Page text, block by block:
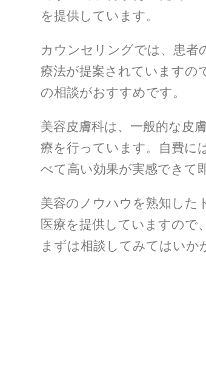
を提供しています。
カウンセリングでは、患者
療法が提案されていますの
の相談がおすすめです。
美容皮膚科は、一般的な皮
療を行っています。自費に
べて高い効果が実感できて
美容のノウハウを熟知した
医療を提供していますので
まずは相談してみてはいか